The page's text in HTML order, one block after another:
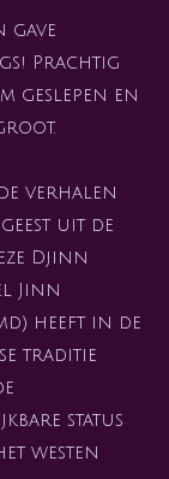
gave
Prachtig
geslepen en
verhalen
uit de
Djinn
Jinn
heeft in de
traditie
status
westen